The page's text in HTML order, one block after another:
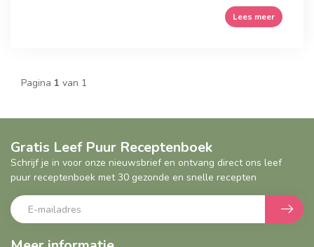
Lees meer
Pagina 1 van 1
Gratis Leef Puur Receptenboek
Schrijf je in voor onze nieuwsbrief en ontvang direct ons leef
puur receptenboek met 30 gezonde en snelle recepten